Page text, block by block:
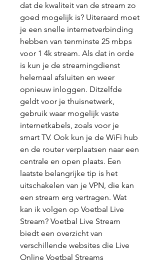
dat de kwaliteit van de stream zo
goed mogelijk is? Uiteraard moet
je een snelle internetverbinding
hebben van tenminste 25 mbps
voor 1 4k stream. Als dat in orde
is kun je de streamingdienst
helemaal afsluiten en weer
opnieuw inloggen. Ditzelfde
geldt voor je thuisnetwerk,
gebruik waar mogelijk vaste
internetkabels, zoals voor je
smart TV. Ook kun je de WiFi hub
en de router verplaatsen naar een
centrale en open plaats. Een
laatste belangrijke tip is het
uitschakelen van je VPN, die kan
een stream erg vertragen. Wat
kan ik volgen op Voetbal Live
Stream? Voetbal Live Stream
biedt een overzicht van
verschillende websites die Live
Online Voetbal Streams